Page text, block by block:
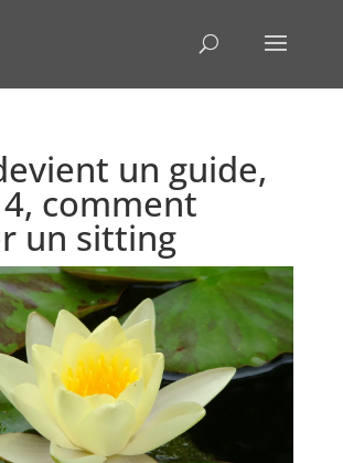
un guide,
comment
un sitting